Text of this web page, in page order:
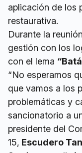
aplicación de los
restaurativa.
Durante la
gestión con los
con el lema
“No esperamos
que vamos a los
problemáticas y
sancionatorio a
presidente del
15, Escudero